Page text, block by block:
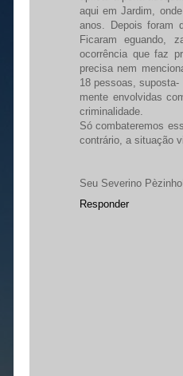
aqui em Jardim,
anos. Depois foram
Ficaram eguando,
ocorrência que faz
precisa nem
18 pessoas, suposta-
mente envolvidas
criminalidade.
Só combateremos
contrário, a situação
Seu Severino
Responder